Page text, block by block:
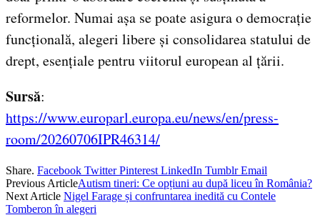
reformelor. Numai așa se poate asigura o democrație
funcțională, alegeri libere și consolidarea statului de
drept, esențiale pentru viitorul european al țării.
Sursă:
https://www.europarl.europa.eu/news/en/press-
room/20260706IPR46314/
Share. Facebook Twitter Pinterest LinkedIn Tumblr Email
Previous ArticleAutism tineri: Ce opțiuni au după liceu în România?
Next Article Nigel Farage și confruntarea inedită cu Contele
Tomberon în alegeri